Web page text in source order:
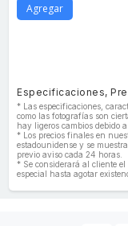
Agregar
Especificaciones,
* Las especificaciones,
como las fotografías son
hay ligeros cambios debido
* Los precios finales en
estadounidense y se
previo aviso cada 24 horas.
* Se considerará al cliente
especial hasta agotar